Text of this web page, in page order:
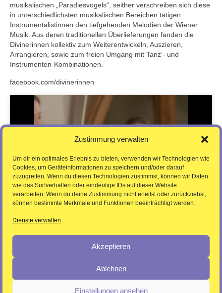
Zustimmung verwalten
Um dir ein optimales Erlebnis zu bieten, verwenden wir Technologien wie
Cookies, um Geräteinformationen zu speichern und/oder darauf
zuzugreifen. Wenn du diesen Technologien zustimmst, können wir Daten
wie das Surfverhalten oder eindeutige IDs auf dieser Website
verarbeiten. Wenn du deine Zustimmung nicht erteilst oder zurückziehst,
können bestimmte Merkmale und Funktionen beeinträchtigt werden.
Dienste verwalten
Akzeptieren
Ablehnen
Einstellungen ansehen
musikalischen „Paradiesvogels“, seither verschreiben sich diese
in unterschiedlichsten musikalischen Bereichen tätigen
Instrumentalistinnen den tiefgehenden Melodien der Wiener
Musik. Aus deren traditionellen Überlieferungen fanden die
Divinerinnen kollektiv zum Weiterentwickeln, Auszieren,
Arrangieren, sowie zum freien Umgang mit Tanz‘- und
Instrumenten-Kombinationen.
facebook.com/divinerinnen
Klicke auf "Ich stimme zu", um Youtube zu
Ich stimme zu
Pressebereich /
Datenschutzerklärung /